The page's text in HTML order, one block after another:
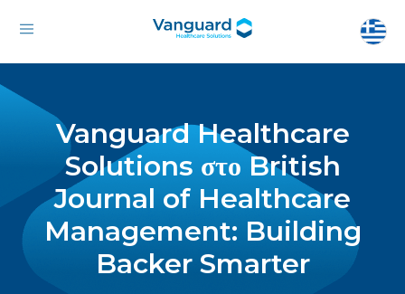
Vanguard Healthcare
Solutions στο British
Journal of Healthcare
Management: Building
Backer Smarter